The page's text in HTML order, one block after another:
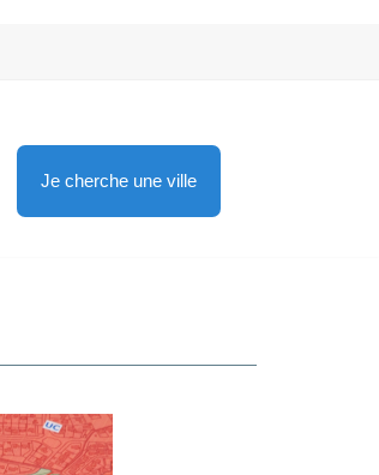
Je cherche une ville